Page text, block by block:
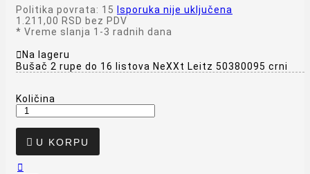
Politika povrata: 15
Isporuka nije uključena
1.211,00 RSD bez PDV
* Vreme slanja 1-3 radnih dana
 Na lageru
Bušač 2 rupe do 16 listova NeXXt Leitz 50380095 crni
Količina
 U KORPU
